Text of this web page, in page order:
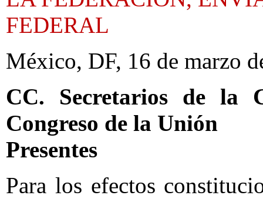
FEDERAL
México, DF, 16 de marzo
CC. Secretarios de la
Congreso de la Unión
Presentes
Para los efectos